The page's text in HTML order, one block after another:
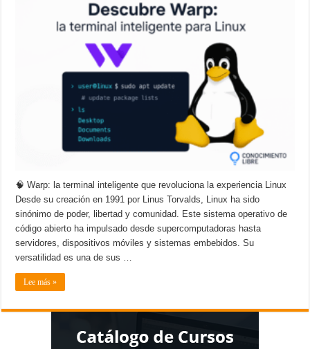
futuro?
Descubre
Warp:
potencia,
artificial
usabilidad
para
🧠 Warp: la terminal inteligente que revoluciona la experiencia Linux
Desde su creación en 1991 por Linus Torvalds, Linux ha sido
sinónimo de poder, libertad y comunidad. Este sistema operativo de
código abierto ha impulsado desde supercomputadoras hasta
servidores, dispositivos móviles y sistemas embebidos. Su
versatilidad es una de sus …
Lee más »